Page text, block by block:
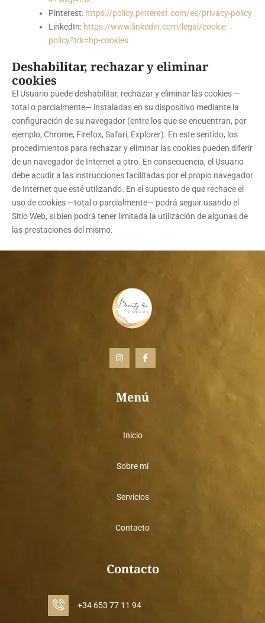
Pinterest: https://policy.pinterest.com/es/privacy-policy
LinkedIn: https://www.linkedin.com/legal/cookie-
policy?trk=hp-cookies
Deshabilitar, rechazar y eliminar
cookies
El Usuario puede deshabilitar, rechazar y eliminar las cookies —
total o parcialmente— instaladas en su dispositivo mediante la
configuración de su navegador (entre los que se encuentran, por
ejemplo, Chrome, Firefox, Safari, Explorer). En este sentido, los
procedimientos para rechazar y eliminar las cookies pueden diferir
de un navegador de Internet a otro. En consecuencia, el Usuario
debe acudir a las instrucciones facilitadas por el propio navegador
de Internet que esté utilizando. En el supuesto de que rechace el
uso de cookies —total o parcialmente— podrá seguir usando el
Sitio Web, si bien podrá tener limitada la utilización de algunas de
las prestaciones del mismo.
n
s
t
r
a
c
o
n
a
c
Menú
Inicio
Sobre mí
Servicios
Contacto
Contacto
+34 653 77 11 94